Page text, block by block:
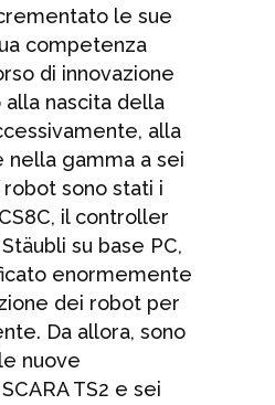
le sue
competenza
di innovazione
nascita della
alla
nella gamma a sei
robot sono stati i
il controller
su base PC,
enormemente
dei robot per
Da allora, sono
nuove
TS2 e sei